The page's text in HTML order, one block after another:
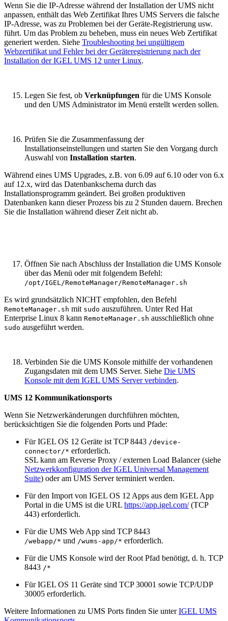
Wenn Sie die IP-Adresse während der Installation der UMS nicht
anpassen, enthält das Web Zertifikat Ihres UMS Servers die falsche
IP-Adresse, was zu Problemen bei der Geräte-Registrierung usw.
führt. Um das Problem zu beheben, muss ein neues Web Zertifikat
generiert werden. Siehe Troubleshooting bei ungültigem
Webzertifikat und Fehler bei der Geräteregistrierung nach der
Installation der IGEL UMS 12 unter Linux.
Legen Sie fest, ob Verknüpfungen für die UMS Konsole
und den UMS Administrator im Menü erstellt werden sollen.
Prüfen Sie die Zusammenfassung der
Installationseinstellungen und starten Sie den Vorgang durch
Auswahl von Installation starten.
Während eines UMS Upgrades, z.B. von 6.09 auf 6.10 oder von 6.x
auf 12.x, wird das Datenbankschema durch das
Installationsprogramm geändert. Bei großen produktiven
Datenbanken kann dieser Prozess bis zu 2 Stunden dauern. Brechen
Sie die Installation während dieser Zeit nicht ab.
Öffnen Sie nach Abschluss der Installation die UMS Konsole
über das Menü oder mit folgendem Befehl:
/opt/IGEL/RemoteManager/RemoteManager.sh
Es wird grundsätzlich NICHT empfohlen, den Befehl
RemoteManager.sh mit sudo auszuführen. Unter Red Hat
Enterprise Linux 8 kann RemoteManager.sh ausschließlich ohne
sudo ausgeführt werden.
Verbinden Sie die UMS Konsole mithilfe der vorhandenen
Zugangsdaten mit dem UMS Server. Siehe Die UMS
Konsole mit dem IGEL UMS Server verbinden.
UMS 12 Kommunikationsports
Wenn Sie Netzwerkänderungen durchführen möchten,
berücksichtigen Sie die folgenden Ports und Pfade:
Für IGEL OS 12 Geräte ist TCP 8443 /device-
connector/* erforderlich.
SSL kann am Reverse Proxy / externen Load Balancer (siehe
Netzwerkkonfiguration der IGEL Universal Management
Suite) oder am UMS Server terminiert werden.
Für den Import von IGEL OS 12 Apps aus dem IGEL App
Portal in die UMS ist die URL https://app.igel.com/(TCP
443) erforderlich.
Für die UMS Web App sind TCP 8443
/webapp/* und /wums-app/* erforderlich.
Für die UMS Konsole wird der Root Pfad benötigt, d. h. TCP
8443 /*
Für IGEL OS 11 Geräte sind TCP 30001 sowie TCP/UDP
30005 erforderlich.
Weitere Informationen zu UMS Ports finden Sie unterIGEL UMS